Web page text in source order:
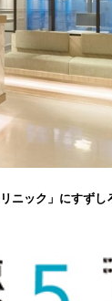
ニック」にすずし